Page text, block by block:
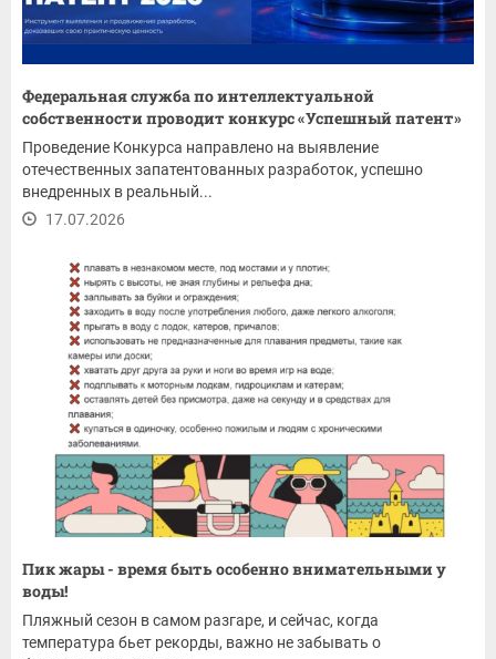
Федеральная служба по интеллектуальной
собственности проводит конкурс «Успешный патент»
Проведение Конкурса направлено на выявление
отечественных запатентованных разработок, успешно
внедренных в реальный...
17.07.2026
Пик жары - время быть особенно внимательными у
воды!
Пляжный сезон в самом разгаре, и сейчас, когда
температура бьет рекорды, важно не забывать о